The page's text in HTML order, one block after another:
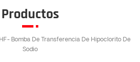
Productos
IHF- Bomba De Transferencia De Hipoclorito De
Sodio